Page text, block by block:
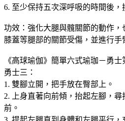
6. 至少保持五次深呼吸的時間後，
功效：強化大腿與髖關節的動作
膝蓋等腿部的關節受傷，並進行手
《高球瑜伽》簡單六式瑜珈－勇士
勇士三：
1. 雙腳立開，把手放在臀部上。
2. 上身直著向前傾，抬起左腳，
前。